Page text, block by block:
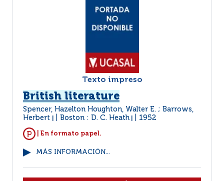
Texto impreso
British literature
Spencer, Hazelton Houghton, Walter E. ; Barrows,
Herbert
Boston : D. C. Heath 1952
| En formato papel.
MÁS INFORMACIÓN...